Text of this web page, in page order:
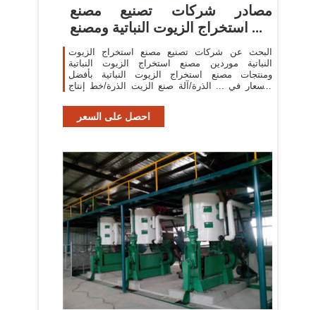
مصادر شركات تصنيع مصنع
استخراج الزيوت النباتية ومصنع ...
البحث عن شركات تصنيع مصنع استخراج الزيوت
النباتية موردين مصنع استخراج الزيوت النباتية
ومنتجات مصنع استخراج الزيوت النباتية بأفضل
الأسعار في ... الذرة/آلة صنع الزيت الذرة/خط إنتاج
احصل على السعر